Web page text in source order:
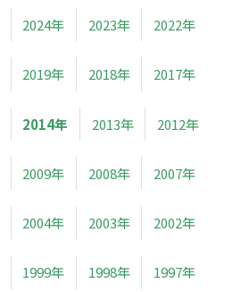
2024年 2023年 2022年
2019年 2018年 2017年
2014年 2013年 2012年
2009年 2008年 2007年
2004年 2003年 2002年
1999年 1998年 1997年